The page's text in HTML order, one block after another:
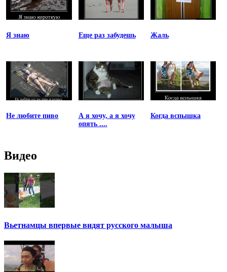
Я знаю Еще раз забудешь Жаль
Не любите пиво
А я хочу, а я хочу
опять ....
Когда вспышка
Видео
Вьетнамцы впервые видят русского малыша